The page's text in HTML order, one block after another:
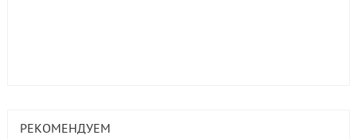
РЕКОМЕНДУЕМ